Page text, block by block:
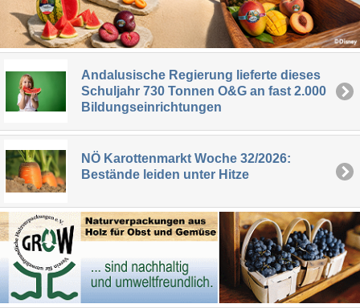
Andalusische Regierung lieferte dieses
Schuljahr 730 Tonnen O&G an fast 2.000
Bildungseinrichtungen
NÖ Karottenmarkt Woche 32/2026:
Bestände leiden unter Hitze